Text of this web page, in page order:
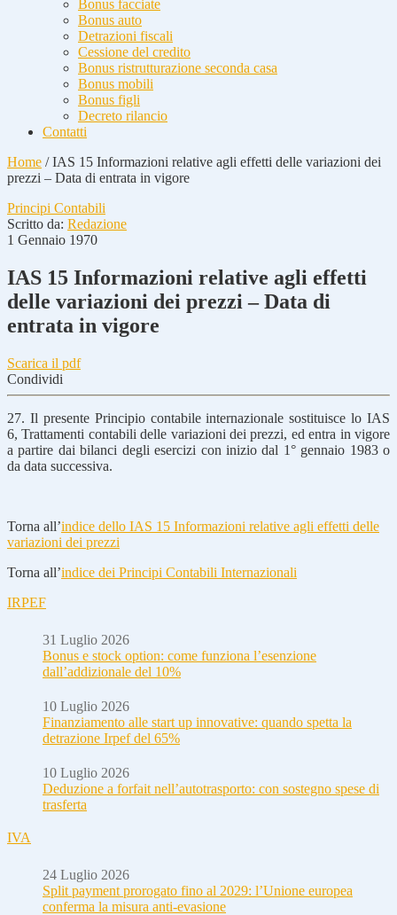
Bonus facciate
Bonus auto
Detrazioni fiscali
Cessione del credito
Bonus ristrutturazione seconda casa
Bonus mobili
Bonus figli
Decreto rilancio
Contatti
Home /IAS 15 Informazioni relative agli effetti delle variazioni dei
prezzi – Data di entrata in vigore
Principi Contabili
Scritto da: Redazione
1 Gennaio 1970
IAS 15 Informazioni relative agli effetti
delle variazioni dei prezzi – Data di
entrata in vigore
Scarica il pdf
Condividi
27. Il presente Principio contabile internazionale sostituisce lo IAS
6, Trattamenti contabili delle variazioni dei prezzi, ed entra in vigore
a partire dai bilanci degli esercizi con inizio dal 1° gennaio 1983 o
da data successiva.
Torna all’indice dello IAS 15 Informazioni relative agli effetti delle
variazioni dei prezzi
Torna all’indice dei Principi Contabili Internazionali
IRPEF
31 Luglio 2026
Bonus e stock option: come funziona l’esenzione
dall’addizionale del 10%
10 Luglio 2026
Finanziamento alle start up innovative: quando spetta la
detrazione Irpef del 65%
10 Luglio 2026
Deduzione a forfait nell’autotrasporto: con sostegno spese di
trasferta
IVA
24 Luglio 2026
Split payment prorogato fino al 2029: l’Unione europea
conferma la misura anti-evasione